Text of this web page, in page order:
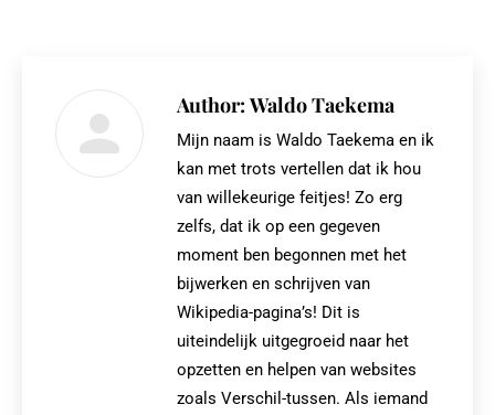
Author: Waldo Taekema
Mijn naam is Waldo Taekema en ik
kan met trots vertellen dat ik hou
van willekeurige feitjes! Zo erg
zelfs, dat ik op een gegeven
moment ben begonnen met het
bijwerken en schrijven van
Wikipedia-pagina’s! Dit is
uiteindelijk uitgegroeid naar het
opzetten en helpen van websites
zoals Verschil-tussen. Als iemand